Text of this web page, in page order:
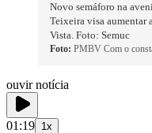
Novo semáforo na
Teixeira visa aumentar
Vista. Foto: Semuc
Foto: PMBV Com o
ouvir notícia
01:19 1x